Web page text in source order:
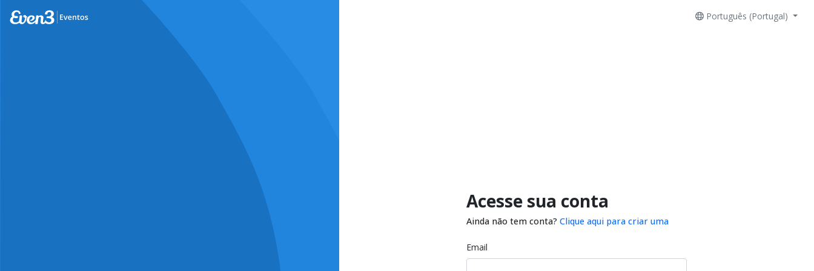
Português (Portugal)
Acesse sua conta
Ainda não tem conta? Clique aqui para criar uma
Email